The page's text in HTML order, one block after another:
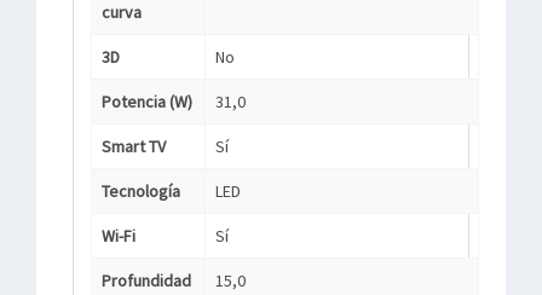
curva
3D No
Potencia (W) 31,0
Smart TV Sí
Tecnología LED
Wi-Fi Sí
Profundidad
15,0